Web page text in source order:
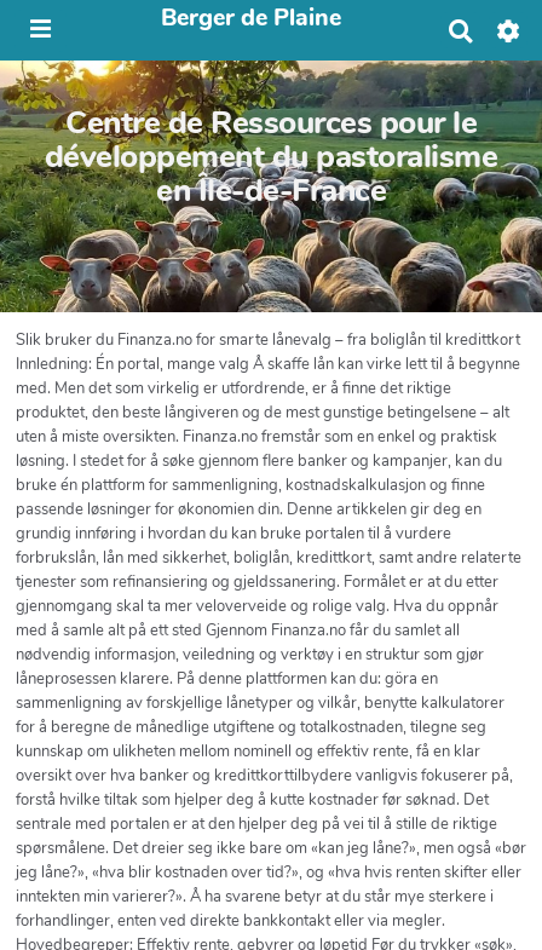
Berger de Plaine
h
e
r
c
h
e
r
Centre de Ressources pour le
développement du pastoralisme
en Île-de-France
Slik bruker du Finanza.no for smarte lånevalg – fra boliglån til kredittkort
Innledning: Én portal, mange valg Å skaffe lån kan virke lett til å begynne
med. Men det som virkelig er utfordrende, er å finne det riktige
produktet, den beste långiveren og de mest gunstige betingelsene – alt
uten å miste oversikten. Finanza.no fremstår som en enkel og praktisk
løsning. I stedet for å søke gjennom flere banker og kampanjer, kan du
bruke én plattform for sammenligning, kostnadskalkulasjon og finne
passende løsninger for økonomien din. Denne artikkelen gir deg en
grundig innføring i hvordan du kan bruke portalen til å vurdere
forbrukslån, lån med sikkerhet, boliglån, kredittkort, samt andre relaterte
tjenester som refinansiering og gjeldssanering. Formålet er at du etter
gjennomgang skal ta mer veloverveide og rolige valg. Hva du oppnår
med å samle alt på ett sted Gjennom Finanza.no får du samlet all
nødvendig informasjon, veiledning og verktøy i en struktur som gjør
låneprosessen klarere. På denne plattformen kan du: göra en
sammenligning av forskjellige lånetyper og vilkår, benytte kalkulatorer
for å beregne de månedlige utgiftene og totalkostnaden, tilegne seg
kunnskap om ulikheten mellom nominell og effektiv rente, få en klar
oversikt over hva banker og kredittkorttilbydere vanligvis fokuserer på,
forstå hvilke tiltak som hjelper deg å kutte kostnader før søknad. Det
sentrale med portalen er at den hjelper deg på vei til å stille de riktige
spørsmålene. Det dreier seg ikke bare om «kan jeg låne?», men også «bør
jeg låne?», «hva blir kostnaden over tid?», og «hva hvis renten skifter eller
inntekten min varierer?». Å ha svarene betyr at du står mye sterkere i
forhandlinger, enten ved direkte bankkontakt eller via megler.
Hovedbegreper: Effektiv rente, gebyrer og løpetid Før du trykker «søk»,